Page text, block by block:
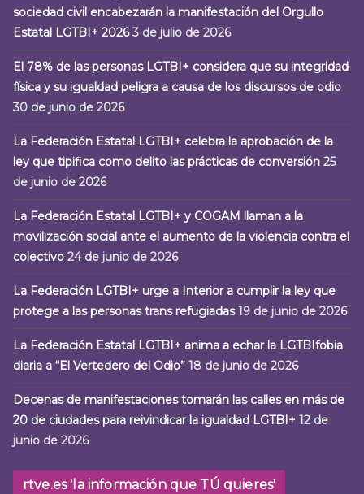
sociedad civil encabezarán la manifestación del Orgullo
Estatal LGTBI+ 2026 3 de julio de 2026
El 78% de las personas LGTBI+ considera que su integridad
física y su igualdad peligra a causa de los discursos de odio
30 de junio de 2026
La Federación Estatal LGTBI+ celebra la aprobación de la
ley que tipifica como delito las prácticas de conversión 25
de junio de 2026
La Federación Estatal LGTBI+ y COGAM llaman a la
movilización social ante el aumento de la violencia contra el
colectivo 24 de junio de 2026
La Federación LGTBI+ urge a Interior a cumplir la ley que
protege a las personas trans refugiadas 19 de junio de 2026
La Federación Estatal LGTBI+ anima a echar la LGTBIfobia
diaria a “El Vertedero del Odio” 18 de junio de 2026
Decenas de manifestaciones tomarán las calles en más de
20 de ciudades para reivindicar la igualdad LGTBI+ 12 de
junio de 2026
rtve.es 'la información que TÚ quieres'